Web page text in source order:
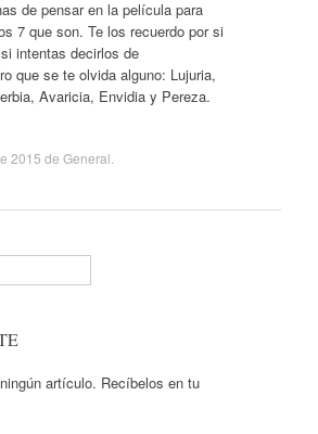
de pensar en la película para
7 que son. Te los recuerdo por si
intentas decirlos de
que se te olvida alguno: Lujuria,
Avaricia, Envidia y Pereza.
2015 de General
artículo. Recíbelos en tu